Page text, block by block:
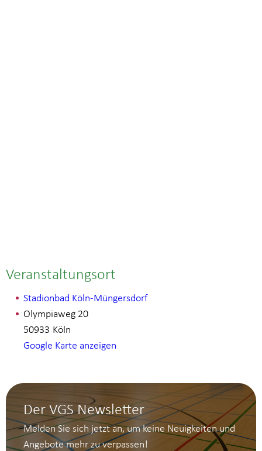
Veranstaltungsort
Stadionbad Köln-Müngersdorf
Olympiaweg 20
Köln
50933
Google Karte anzeigen
Der VGS Newsletter
Melden Sie sich jetzt an, um keine Neuigkeiten und
Angebote mehr zu verpassen!